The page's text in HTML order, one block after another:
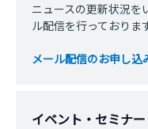
ニュースの更新状況を
ル配信を行っておりま
メール配信のお申し込
イベント・セミナー